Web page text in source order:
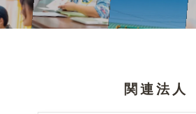
関連法人